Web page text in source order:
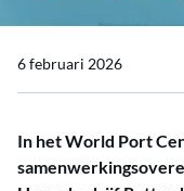
6 februari 2026
In het World Port